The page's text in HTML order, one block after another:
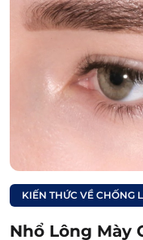
Người ngoài
hiệu lão hóa
can thiệp
Người muốn
mà không
Người không
thuật thẩm
Người không bị
KIẾN THỨC VỀ CHỐNG
Nhổ Lông Mày